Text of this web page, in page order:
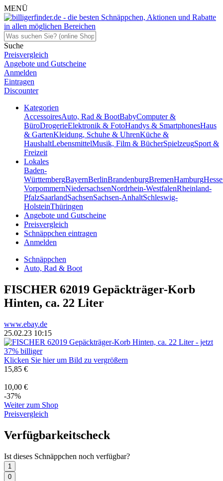
MENÜ
Suche
Preisvergleich
Angebote und Gutscheine
Anmelden
Eintragen
Discounter
Kategorien
AccessoiresAuto, Rad & BootBabyComputer &
BüroDrogerieElektronik & FotoHandys & SmartphonesHaus
& GartenKleidung, Schuhe & UhrenKüche &
HaushaltLebensmittelMusik, Film & BücherSpielzeugSport &
Freizeit
Lokales
Baden-
WürttembergBayernBerlinBrandenburgBremenHamburg
VorpommernNiedersachsenNordrhein-WestfalenRheinland-
PfalzSaarlandSachsenSachsen-AnhaltSchleswig-
HolsteinThüringen
Angebote und Gutscheine
Preisvergleich
Schnäppchen eintragen
Anmelden
Schnäppchen
Auto, Rad & Boot
FISCHER 62019 Gepäckträger-Korb
Hinten, ca. 22 Liter
www.ebay.de
25.02.23 10:15
Klicken Sie hier um Bild zu vergrößern
15,85 €
10,00 €
-37%
Weiter zum Shop
Preisvergleich
Verfügbarkeitscheck
Ist dieses Schnäppchen noch verfügbar?
1
0